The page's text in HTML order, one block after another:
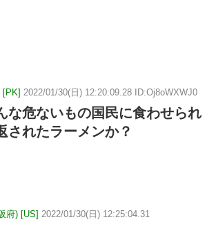
[PK] 2022/01/30(日) 12:20:09.28 ID:Oj8oWXWJ0
な危ないもの国民に食わせられ
されたラーメンか？
府) [US] 2022/01/30(日) 12:25:04.31